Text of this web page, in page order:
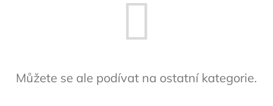
Můžete se ale podívat na ostatní kategorie.